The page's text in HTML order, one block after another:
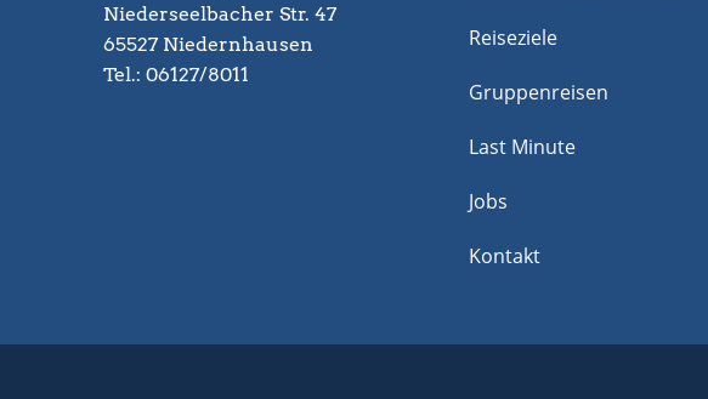
Niederseelbacher Str. 47
65527 Niedernhausen
Tel.: 06127/8011
Reiseziele
Gruppenreisen
Last Minute
Jobs
Kontakt